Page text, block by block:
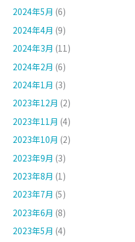
2024年5月 (6)
2024年4月 (9)
2024年3月 (11)
2024年2月 (6)
2024年1月 (3)
2023年12月 (2)
2023年11月 (4)
2023年10月 (2)
2023年9月 (3)
2023年8月 (1)
2023年7月 (5)
2023年6月 (8)
2023年5月 (4)